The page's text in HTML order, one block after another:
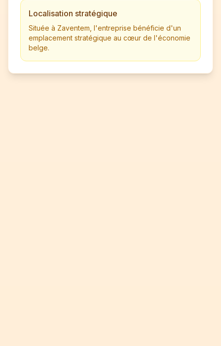
Localisation stratégique
Située à Zaventem, l'entreprise bénéficie d'un
emplacement stratégique au cœur de l'économie
belge.